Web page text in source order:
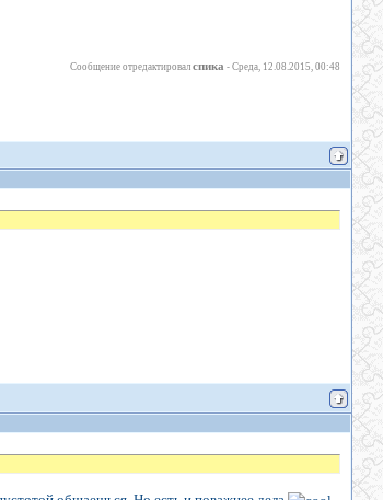
Сообщение отредактировалспика -Среда, 12.08.2015, 00:48